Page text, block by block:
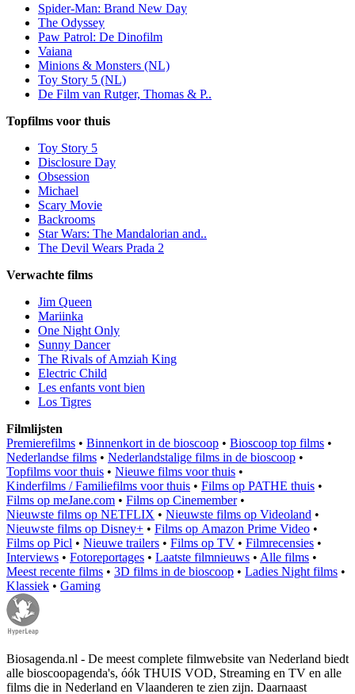
Spider-Man: Brand New Day
The Odyssey
Paw Patrol: De Dinofilm
Vaiana
Minions & Monsters (NL)
Toy Story 5 (NL)
De Film van Rutger, Thomas & P..
Topfilms voor thuis
Toy Story 5
Disclosure Day
Obsession
Michael
Scary Movie
Backrooms
Star Wars: The Mandalorian and..
The Devil Wears Prada 2
Verwachte films
Jim Queen
Mariinka
One Night Only
Sunny Dancer
The Rivals of Amziah King
Electric Child
Les enfants vont bien
Los Tigres
Filmlijsten
Premierefilms • Binnenkort in de bioscoop • Bioscoop top films •
Nederlandse films • Nederlandstalige films in de bioscoop •
Topfilms voor thuis • Nieuwe films voor thuis •
Kinderfilms / Familiefilms voor thuis • Films op PATHE thuis •
Films op meJane.com • Films op Cinemember•
Nieuwste films op NETFLIX • Nieuwste films op Videoland •
Nieuwste films op Disney+ • Films op Amazon Prime Video •
Films op Picl • Nieuwe trailers • Films op TV • Filmrecensies •
Interviews • Fotoreportages • Laatste filmnieuws • Alle films •
Meest recente films • 3D films in de bioscoop • Ladies Night films •
Klassiek • Gaming
Biosagenda.nl - De meest complete filmwebsite van Nederland biedt
alle bioscoopagenda's, óók THUIS VOD, Streaming en TV en alle
films die in Nederland en Vlaanderen te zien zijn. Daarnaast